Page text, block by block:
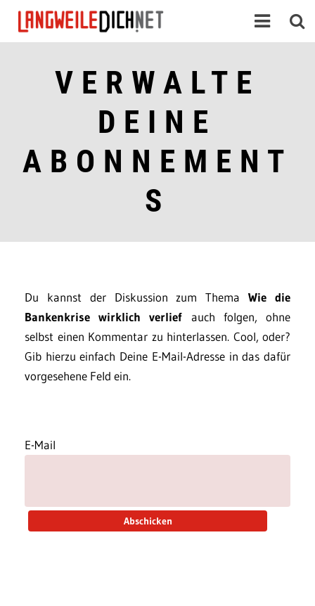
VERWALTE
DEINE
ABONNEMENT
S
Du kannst der Diskussion zum ThemaWie die
Bankenkrise wirklich verlief auch folgen, ohne
selbst einen Kommentar zu hinterlassen. Cool, oder?
Gib hierzu einfach Deine E-Mail-Adresse in das dafür
vorgesehene Feld ein.
E-Mail